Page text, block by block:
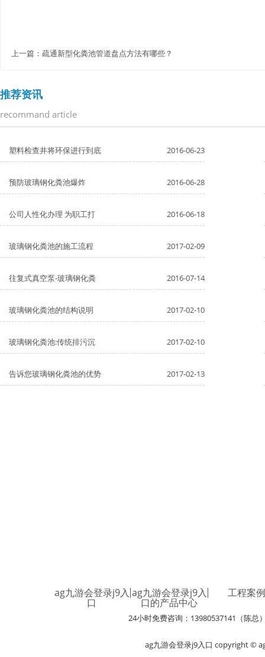
上一篇： 疏通新型化粪池管道盘点方法有哪些？
推荐资讯
recommand article
塑料检查井将环保进行到底 2016-06-23
预防玻璃钢化粪池爆炸 2016-06-28
公司人性化办理 为职工打 2016-06-18
玻璃钢化粪池的施工流程 2017-02-09
往复式真空泵-玻璃钢化粪 2016-07-14
玻璃钢化粪池的结构说明 2017-02-10
玻璃钢化粪池:传统排污沉 2017-02-10
告诉您玻璃钢化粪池的优势 2017-02-13
ag九游会登录j9入
口
ag九游会登录j9入
口的产品中心
工程案例
24小时免费咨询：13980537141（陈总
ag九游会登录j9入口 copyright ©